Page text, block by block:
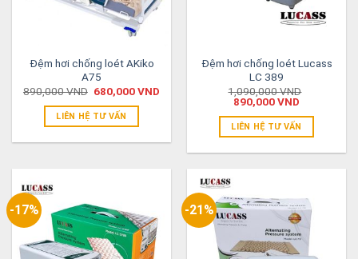
Đệm hơi chống loét AKiko
A75
890,000VND 680,000VND
LIÊN HỆ TƯ VẤN
Đệm hơi chống loét Lucass
LC 389
1,090,000VND
890,000VND
LIÊN HỆ TƯ VẤN
-17% -21%